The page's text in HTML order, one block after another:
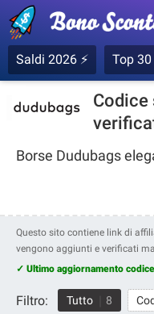
Saldi 2026 ⚡ Top 30
Codice
Borse Dudubags
Questo sito contiene link di
vengono aggiunti e verificati
✓ Ultimo aggiornamento
Filtro: Tutto 8